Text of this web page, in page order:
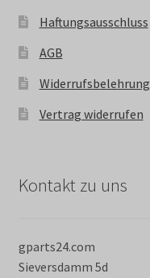
Haftungsausschluss
AGB
Widerrufsbelehrung
Vertrag widerrufen
Kontakt zu uns
gparts24.com
Sieversdamm 5d